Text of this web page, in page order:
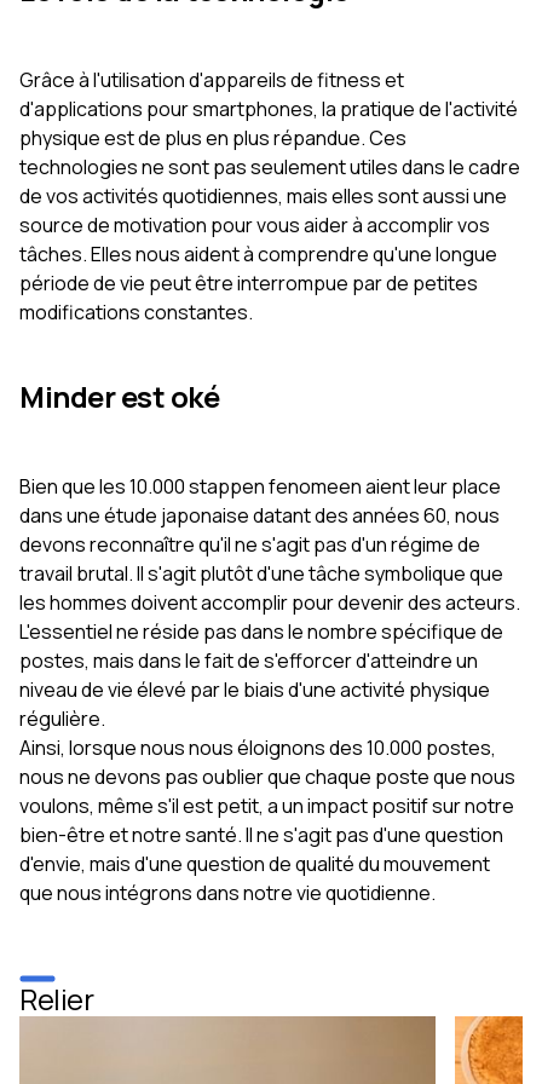
Grâce à l'utilisation d'appareils de fitness et
d'applications pour smartphones, la pratique de l'activité
physique est de plus en plus répandue. Ces
technologies ne sont pas seulement utiles dans le cadre
de vos activités quotidiennes, mais elles sont aussi une
source de motivation pour vous aider à accomplir vos
tâches. Elles nous aident à comprendre qu'une longue
période de vie peut être interrompue par de petites
modifications constantes.
Minder est oké
Bien que les 10.000 stappen fenomeen aient leur place
dans une étude japonaise datant des années 60, nous
devons reconnaître qu'il ne s'agit pas d'un régime de
travail brutal. Il s'agit plutôt d'une tâche symbolique que
les hommes doivent accomplir pour devenir des acteurs.
L'essentiel ne réside pas dans le nombre spécifique de
postes, mais dans le fait de s'efforcer d'atteindre un
niveau de vie élevé par le biais d'une activité physique
régulière.
Ainsi, lorsque nous nous éloignons des 10.000 postes,
nous ne devons pas oublier que chaque poste que nous
voulons, même s'il est petit, a un impact positif sur notre
bien-être et notre santé. Il ne s'agit pas d'une question
d'envie, mais d'une question de qualité du mouvement
que nous intégrons dans notre vie quotidienne.
Relier